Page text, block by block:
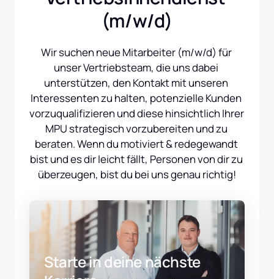
(m/w/d)
Wir suchen neue Mitarbeiter (m/w/d) für
unser Vertriebsteam, die uns dabei
unterstützen, den Kontakt mit unseren
Interessenten zu halten, potenzielle Kunden
vorzuqualifizieren und diese hinsichtlich Ihrer
MPU strategisch vorzubereiten und zu
beraten. Wenn du motiviert & redegewandt
bist und es dir leicht fällt, Personen von dir zu
überzeugen, bist du bei uns genau richtig!
Starte in deine nächste